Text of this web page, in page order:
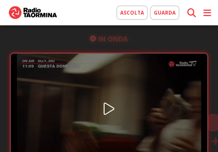
ASCOLTA GUARDA
IN ONDA